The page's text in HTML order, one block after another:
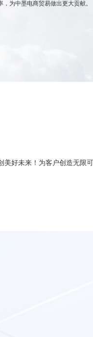
为中墨电商贸易做出更大贡献。
好未来！为客户创造无限